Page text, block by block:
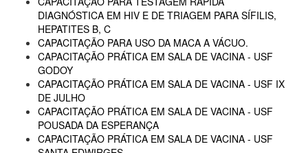
DIAGNÓSTICA EM HIV E DE TRIAGEM PARA SÍFILIS,
HEPATITES B, C
CAPACITAÇÃO PARA USO DA MACA A VÁCUO.
CAPACITAÇÃO PRÁTICA EM SALA DE VACINA - USF
GODOY
CAPACITAÇÃO PRÁTICA EM SALA DE VACINA - USF IX
DE JULHO
CAPACITAÇÃO PRÁTICA EM SALA DE VACINA - USF
POUSADA DA ESPERANÇA
CAPACITAÇÃO PRÁTICA EM SALA DE VACINA - USF